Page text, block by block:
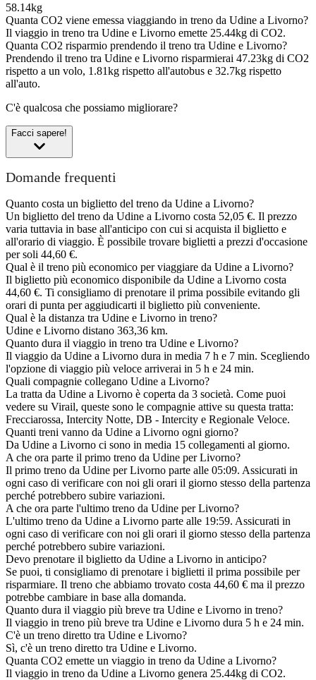
58.14kg
Quanta CO2 viene emessa viaggiando in treno da Udine a Livorno?
Il viaggio in treno tra Udine e Livorno emette 25.44kg di CO2.
Quanta CO2 risparmio prendendo il treno tra Udine e Livorno?
Prendendo il treno tra Udine e Livorno risparmierai 47.23kg di CO2
rispetto a un volo, 1.81kg rispetto all'autobus e 32.7kg rispetto
all'auto.
C'è qualcosa che possiamo migliorare?
Facci sapere!
Domande frequenti
Quanto costa un biglietto del treno da Udine a Livorno?
Un biglietto del treno da Udine a Livorno costa 52,05 €. Il prezzo
varia tuttavia in base all'anticipo con cui si acquista il biglietto e
all'orario di viaggio. È possibile trovare biglietti a prezzi d'occasione
per soli 44,60 €.
Qual è il treno più economico per viaggiare da Udine a Livorno?
Il biglietto più economico disponibile da Udine a Livorno costa
44,60 €. Ti consigliamo di prenotare il prima possibile evitando gli
orari di punta per aggiudicarti il biglietto più conveniente.
Qual è la distanza tra Udine e Livorno in treno?
Udine e Livorno distano 363,36 km.
Quanto dura il viaggio in treno tra Udine e Livorno?
Il viaggio da Udine a Livorno dura in media 7 h e 7 min. Scegliendo
l'opzione di viaggio più veloce arriverai in 5 h e 24 min.
Quali compagnie collegano Udine a Livorno?
La tratta da Udine a Livorno è coperta da 3 società. Come puoi
vedere su Virail, queste sono le compagnie attive su questa tratta:
Frecciarossa, Intercity Notte, DB - Intercity e Regionale Veloce.
Quanti treni vanno da Udine a Livorno ogni giorno?
Da Udine a Livorno ci sono in media 15 collegamenti al giorno.
A che ora parte il primo treno da Udine per Livorno?
Il primo treno da Udine per Livorno parte alle 05:09. Assicurati in
ogni caso di verificare con noi gli orari il giorno stesso della partenza
perché potrebbero subire variazioni.
A che ora parte l'ultimo treno da Udine per Livorno?
L'ultimo treno da Udine a Livorno parte alle 19:59. Assicurati in
ogni caso di verificare con noi gli orari il giorno stesso della partenza
perché potrebbero subire variazioni.
Devo prenotare il biglietto da Udine a Livorno in anticipo?
Se puoi, ti consigliamo di prenotare i biglietti il prima possibile per
risparmiare. Il treno che abbiamo trovato costa 44,60 € ma il prezzo
potrebbe cambiare in base alla domanda.
Quanto dura il viaggio più breve tra Udine e Livorno in treno?
Il viaggio in treno più breve tra Udine e Livorno dura 5 h e 24 min.
C'è un treno diretto tra Udine e Livorno?
Sì, c'è un treno diretto tra Udine e Livorno.
Quanta CO2 emette un viaggio in treno da Udine a Livorno?
Il viaggio in treno da Udine a Livorno genera 25.44kg di CO2.